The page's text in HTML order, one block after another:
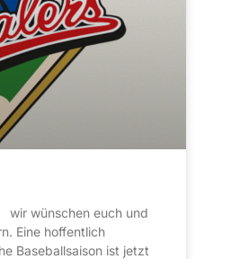
wir wünschen euch und
Eine hoffentlich
Baseballsaison ist jetzt